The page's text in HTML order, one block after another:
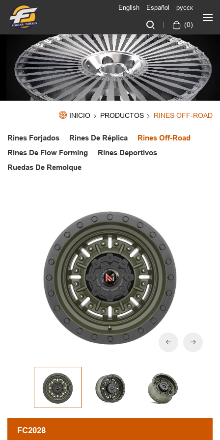
(0)
English Español русск
INICIO PRODUCTOS RINES OFF-ROAD
Rines Forjados Rines De Réplica
Rines Off-Road
Rines De Flow Forming
Rines Deportivos
Ruedas De Remolque
FC2028